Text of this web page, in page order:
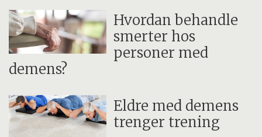
bak demens, som vil hjelpe pasienter og
deres familier, samt bidra til at
beslutningstakere kan utvikle målrettet
og effektiv politikk for et samfunn som
Hvordan behandle
smerter hos
personer med
demens?
Eldre med demens
trenger trening